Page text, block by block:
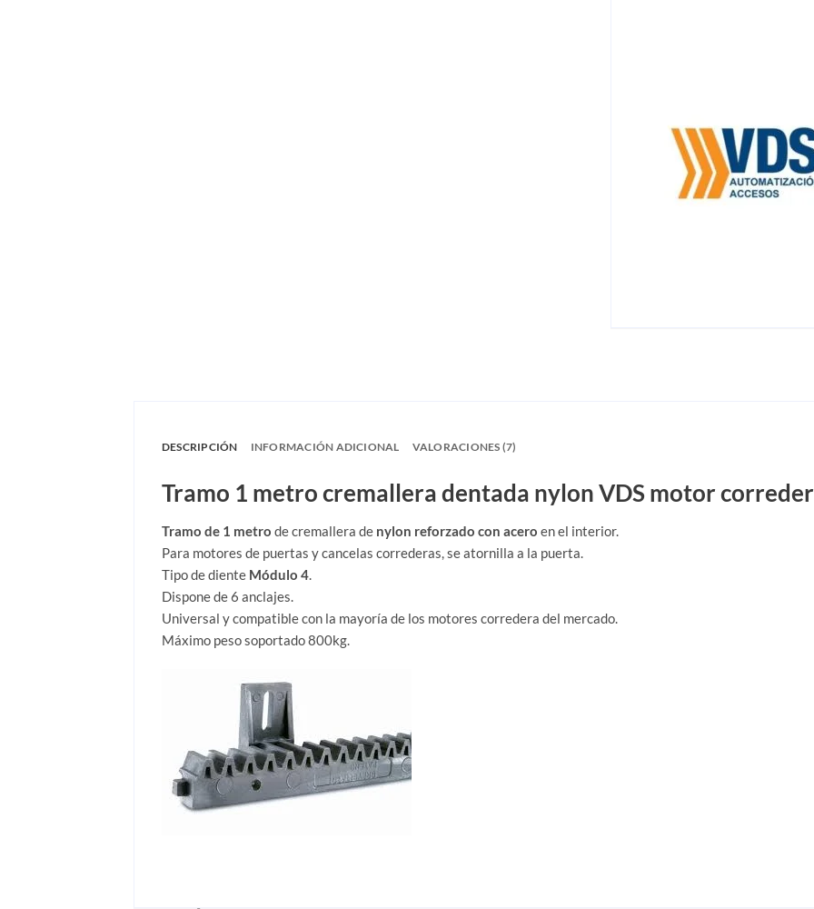
DESCRIPCIÓN INFORMACIÓN ADICIONAL VALORACIONES (7)
Tramo 1 metro cremallera dentada nylon VDS motor
Tramo de 1 metro de cremallera de nylon reforzado con acero en el interior.
Para motores de puertas y cancelas correderas, se atornilla a la puerta.
Tipo de diente Módulo 4.
Dispone de 6 anclajes.
Universal y compatible con la mayoría de los motores corredera del mercado.
Máximo peso soportado 800kg.